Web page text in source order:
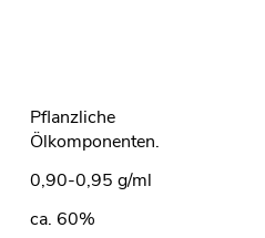
Pflanzliche
Ölkomponenten.
0,90-0,95 g/ml
ca. 60%